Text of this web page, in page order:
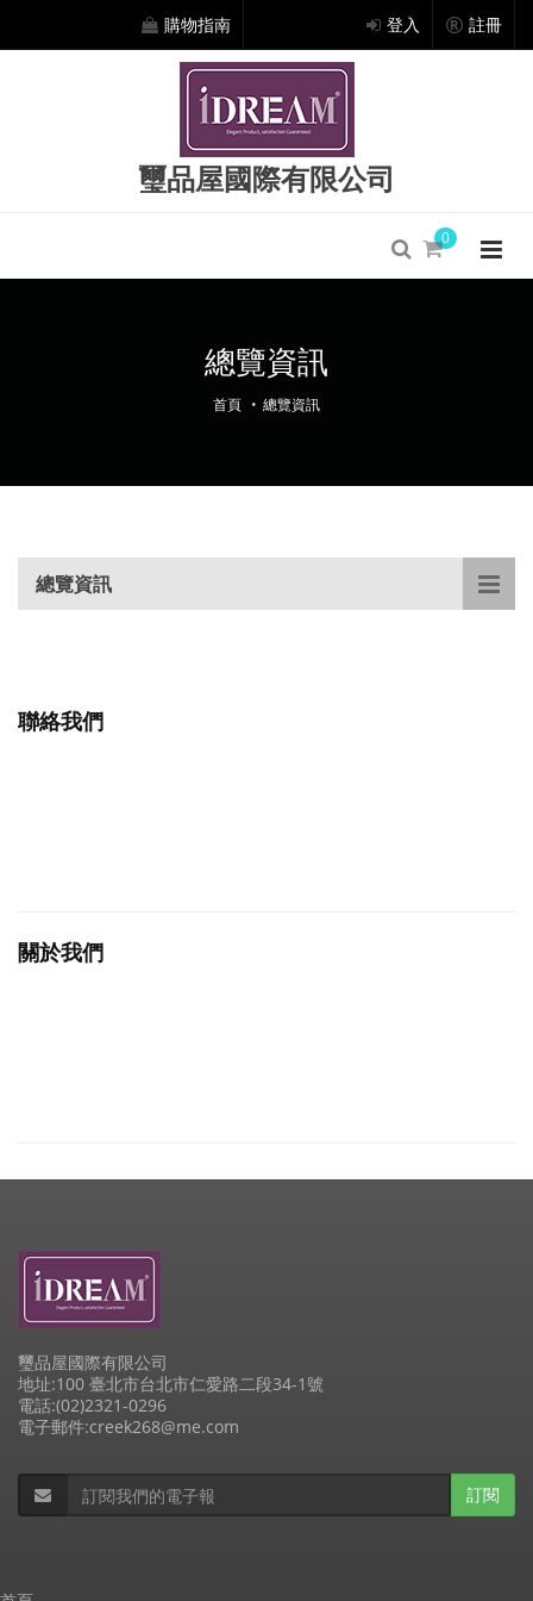
登入 註冊
購物指南
璽品屋國際有限公司
0
總覽資訊
首頁 總覽資訊
總覽資訊
聯絡我們
關於我們
璽品屋國際有限公司
地址:100 臺北市台北市仁愛路二段34-1號
電話:(02)2321-0296
電子郵件:creek268@me.com
訂閱